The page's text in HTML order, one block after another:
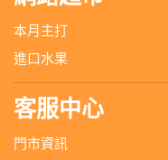
本月主打
進口水果
客服中心
門市資訊